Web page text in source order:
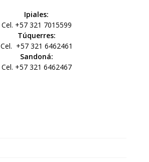
Ipiales:
Cel. +57 321 7015599
Túquerres:
Cel. +57 321 6462461
Sandoná:
Cel. +57 321 6462467